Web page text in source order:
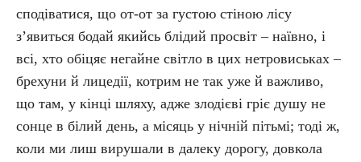
сподіватися, що от-от за густою стіною лісу
з’явиться бодай якийсь блідий просвіт – наївно, і
всі, хто обіцяє негайне світло в цих нетровиськах –
брехуни й лицедії, котрим не так уже й важливо,
що там, у кінці шляху, адже злодієві гріє душу не
сонце в білий день, а місяць у нічній пітьмі; тоді ж,
коли ми лиш вирушали в далеку дорогу, довкола